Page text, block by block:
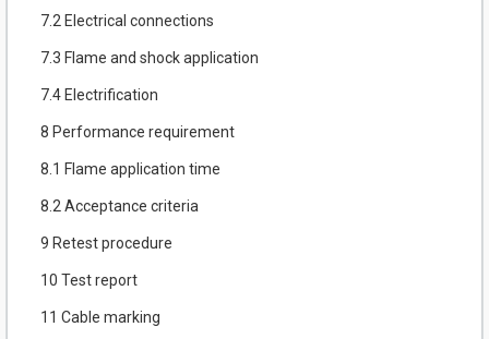
7.2 Electrical connections
7.3 Flame and shock application
7.4 Electrification
8 Performance requirement
8.1 Flame application time
8.2 Acceptance criteria
9 Retest procedure
10 Test report
11 Cable marking